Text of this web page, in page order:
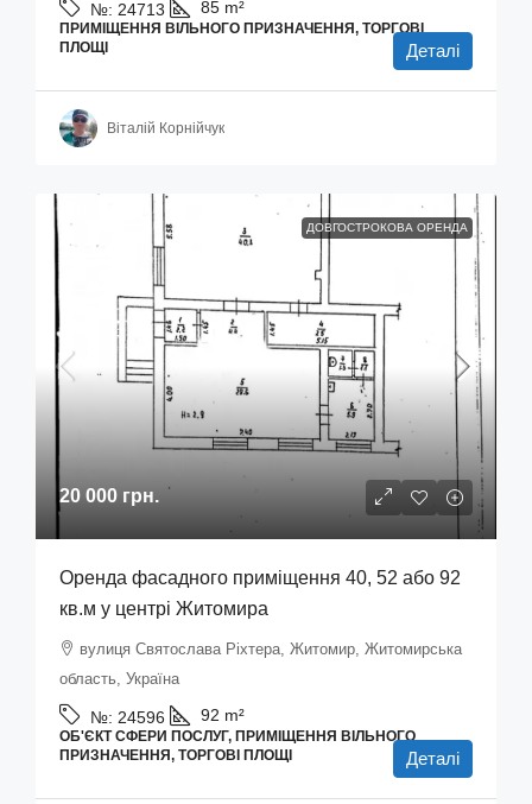
№: 24713 85 m²
ПРИМІЩЕННЯ ВІЛЬНОГО ПРИЗНАЧЕННЯ, ТОРГОВІ
ПЛОЩІ
Деталі
Віталій Корнійчук
ДОВГОСТРОКОВА ОРЕНДА
20 000 грн.
Оренда фасадного приміщення 40, 52 або 92
кв.м у центрі Житомира
вулиця Святослава Ріхтера, Житомир, Житомирська
область, Україна
№: 24596 92 m²
ОБ'ЄКТ СФЕРИ ПОСЛУГ, ПРИМІЩЕННЯ ВІЛЬНОГО
ПРИЗНАЧЕННЯ, ТОРГОВІ ПЛОЩІ
Деталі